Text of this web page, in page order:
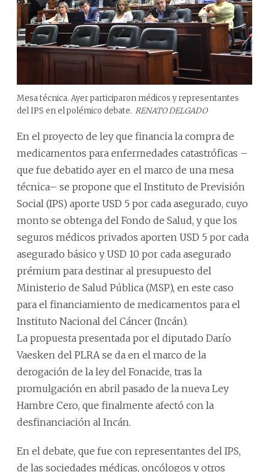
Mesa técnica. Ayer participaron médicos y representantes
del IPS en el polémico debate. RENATO DELGADO
En el proyecto de ley que financia la compra de
medicamentos para enfermedades catastróficas –
que fue debatido ayer en el marco de una mesa
técnica– se propone que el Instituto de Previsión
Social (IPS) aporte USD 5 por cada asegurado, cuyo
monto se obtenga del Fondo de Salud, y que los
seguros médicos privados aporten USD 5 por cada
asegurado básico y USD 10 por cada asegurado
prémium para destinar al presupuesto del
Ministerio de Salud Pública (MSP), en este caso
para el financiamiento de medicamentos para el
Instituto Nacional del Cáncer (Incán).
La propuesta presentada por el diputado Darío
Vaesken del PLRA se da en el marco de la
derogación de la ley del Fonacide, tras la
promulgación en abril pasado de la nueva Ley
Hambre Cero, que finalmente afectó con la
desfinanciación al Incán.
En el debate, que fue con representantes del IPS,
de las sociedades médicas, oncólogos y otros